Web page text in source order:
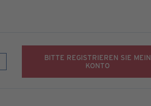
BITTE REGISTRIEREN SIE MEIN
KONTO